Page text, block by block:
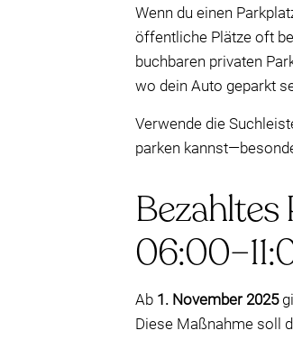
Wenn du einen
öffentliche Plätze oft
buchbaren privaten
wo dein Auto geparkt
Verwende die
parken
Bezahltes
Ab 1. November 2025
Diese Maßnahme soll